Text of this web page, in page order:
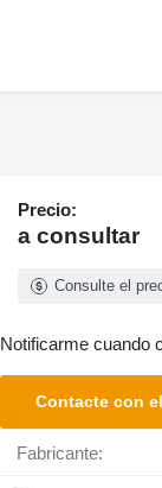
Precio:
a consultar
Consulte el
Notificarme cuando
Contacte con
Fabricante: